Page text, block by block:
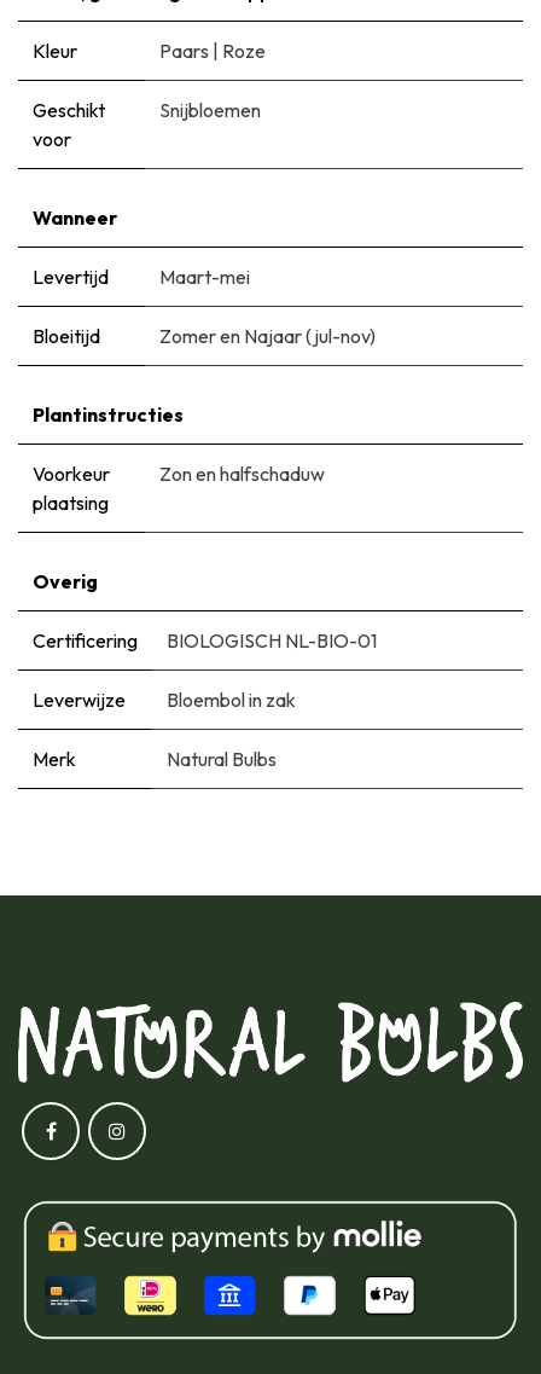
Kleur Paars | Roze
Geschikt
voor
Snijbloemen
Wanneer
Levertijd Maart-mei
Bloeitijd Zomer en Najaar (jul-nov)
Plantinstructies
Voorkeur
plaatsing
Zon en halfschaduw
Overig
Certificering BIOLOGISCH NL-BIO-01
Leverwijze Bloembol in zak
Merk Natural Bulbs